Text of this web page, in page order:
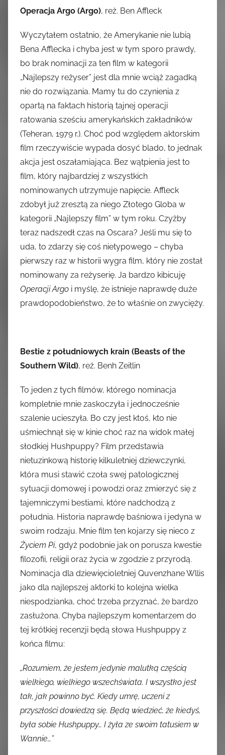
Operacja Argo (Argo), reż. Ben Affleck
Wyczytałem ostatnio, że Amerykanie nie lubią
Bena Afflecka i chyba jest w tym sporo prawdy,
bo brak nominacji za ten film w kategorii
„Najlepszy reżyser” jest dla mnie wciąż zagadką
nie do rozwiązania. Mamy tu do czynienia z
opartą na faktach historią tajnej operacji
ratowania sześciu amerykańskich zakładników
(Teheran, 1979 r.). Choć pod względem aktorskim
film rzeczywiście wypada dosyć blado, to jednak
akcja jest oszałamiająca. Bez wątpienia jest to
film, który najbardziej z wszystkich
nominowanych utrzymuje napięcie. Affleck
zdobył już zresztą za niego Złotego Globa w
kategorii „Najlepszy film” w tym roku. Czyżby
teraz nadszedł czas na Oscara? Jeśli mu się to
uda, to zdarzy się coś nietypowego – chyba
pierwszy raz w historii wygra film, który nie został
nominowany za reżyserię. Ja bardzo kibicuję
Operacji Argo i myślę, że istnieje naprawdę duże
prawdopodobieństwo, że to właśnie on zwycięży.
Bestie z południowych krain (Beasts of the
Southern Wild), reż. Benh Zeitlin
To jeden z tych filmów, którego nominacja
kompletnie mnie zaskoczyła i jednocześnie
szalenie ucieszyła. Bo czy jest ktoś, kto nie
uśmiechnął się w kinie choć raz na widok małej
słodkiej Hushpuppy? Film przedstawia
nietuzinkową historię kilkuletniej dziewczynki,
która musi stawić czoła swej patologicznej
sytuacji domowej i powodzi oraz zmierzyć się z
tajemniczymi bestiami, które nadchodzą z
południa. Historia naprawdę baśniowa i jedyna w
swoim rodzaju. Mnie film ten kojarzy się nieco z
Życiem Pi, gdyż podobnie jak on porusza kwestie
filozofii, religii oraz życia w zgodzie z przyrodą.
Nominacja dla dziewięcioletniej Quvenzhane Wllis
jako dla najlepszej aktorki to kolejna wielka
niespodzianka, choć trzeba przyznać, że bardzo
zasłużona. Chyba najlepszym komentarzem do
tej krótkiej recenzji będą słowa Hushpuppy z
końca filmu:
„Rozumiem, że jestem jedynie malutką częścią
wielkiego, wielkiego wszechświata. I wszystko jest
tak, jak powinno być. Kiedy umrę, uczeni z
przyszłości dowiedzą się. Będą wiedzieć, że kiedyś,
była sobie Hushpuppy… I żyła ze swoim tatusiem w
Wannie…”